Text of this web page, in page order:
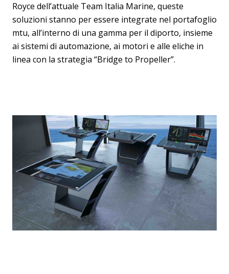
Royce dell’attuale Team Italia Marine, queste
soluzioni stanno per essere integrate nel portafoglio
mtu, all’interno di una gamma per il diporto, insieme
ai sistemi di automazione, ai motori e alle eliche in
linea con la strategia “Bridge to Propeller”.